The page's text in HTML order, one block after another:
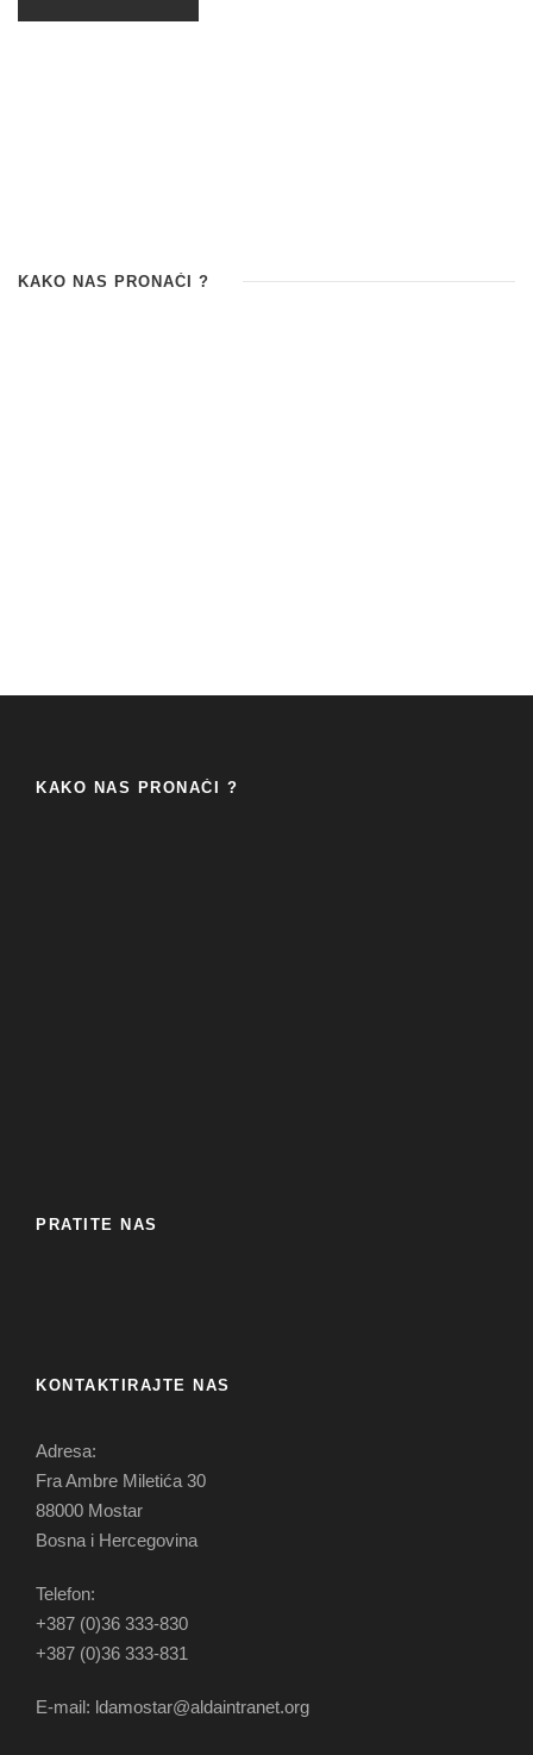
KAKO NAS PRONAĆI ?
KAKO NAS PRONAĆI ?
PRATITE NAS
KONTAKTIRAJTE NAS
Adresa:
Fra Ambre Miletića 30
88000 Mostar
Bosna i Hercegovina
Telefon:
+387 (0)36 333-830
+387 (0)36 333-831
E-mail: ldamostar@aldaintranet.org